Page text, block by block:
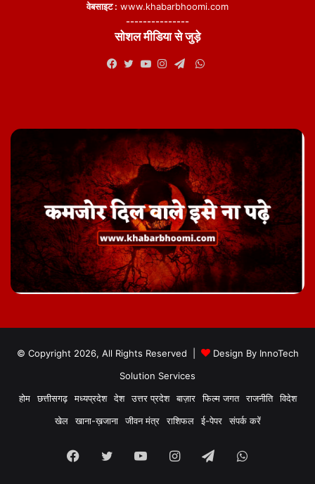
वेबसाइट : www.khabarbhoomi.com
---------------
सोशल मीडिया से जुड़े
WhatsApp
© Copyright 2026, All Rights Reserved | Design By InnoTech
Solution Services
होम
छत्तीसगढ़ मध्यप्रदेश देश उत्तर प्रदेश बाज़ार फिल्म जगत राजनीति
विदेश
खेल
खाना-ख़जाना जीवन मंत्र राशिफल ई-पेपर संपर्क करें
Facebook
TwitterYouTubeInstagram
TelegramWhatsApp